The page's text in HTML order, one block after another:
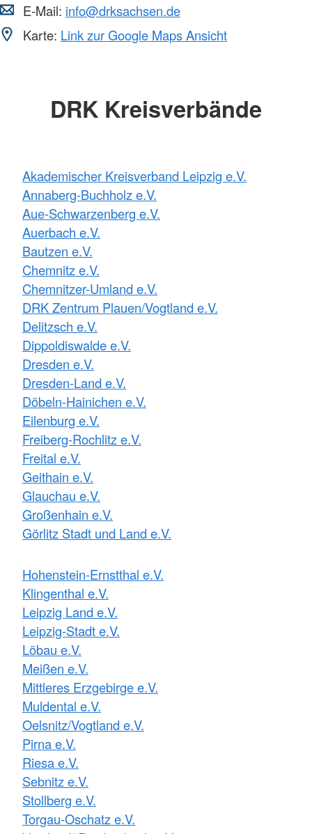
E-Mail: info@drksachsen.de
Karte: Link zur Google Maps Ansicht
DRK Kreisverbände
Akademischer Kreisverband Leipzig e.V.
Annaberg-Buchholz e.V.
Aue-Schwarzenberg e.V.
Auerbach e.V.
Bautzen e.V.
Chemnitz e.V.
Chemnitzer-Umland e.V.
DRK Zentrum Plauen/Vogtland e.V.
Delitzsch e.V.
Dippoldiswalde e.V.
Dresden e.V.
Dresden-Land e.V.
Döbeln-Hainichen e.V.
Eilenburg e.V.
Freiberg-Rochlitz e.V.
Freital e.V.
Geithain e.V.
Glauchau e.V.
Großenhain e.V.
Görlitz Stadt und Land e.V.
Hohenstein-Ernstthal e.V.
Klingenthal e.V.
Leipzig Land e.V.
Leipzig-Stadt e.V.
Löbau e.V.
Meißen e.V.
Mittleres Erzgebirge e.V.
Muldental e.V.
Oelsnitz/Vogtland e.V.
Pirna e.V.
Riesa e.V.
Sebnitz e.V.
Stollberg e.V.
Torgau-Oschatz e.V.